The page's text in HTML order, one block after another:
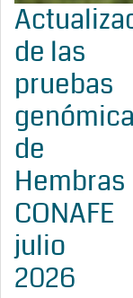
de las
pruebas
de
Hembras
CONAFE
julio
2026